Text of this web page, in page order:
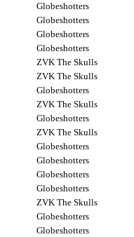
Globeshotters
Globeshotters
Globeshotters
Globeshotters
ZVK The Skulls
ZVK The Skulls
Globeshotters
ZVK The Skulls
Globeshotters
ZVK The Skulls
Globeshotters
Globeshotters
Globeshotters
Globeshotters
ZVK The Skulls
Globeshotters
Globeshotters